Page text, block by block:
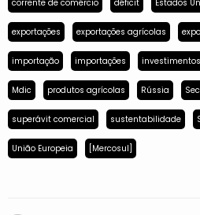
corrente de comércio déficit Estados
exportações exportações agrícolas
importação importações investimentos
Mdic produtos agrícolas Rússia
superávit comercial sustentabilidade
União Europeia [Mercosul]